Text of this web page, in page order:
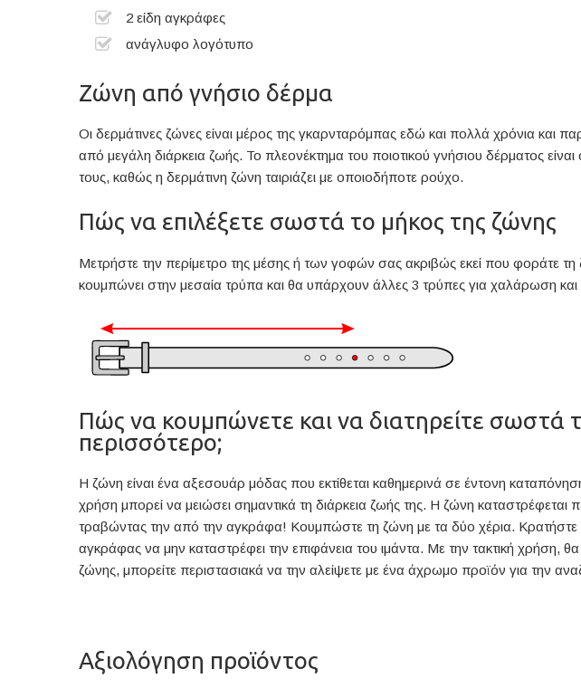
2 είδη αγκράφες
ανάγλυφο λογότυπο
Ζώνη από γνήσιο δέρμα
Οι δερμάτινες ζώνες είναι μέρος της γκαρνταρόμπας εδώ και πολλά χρόνια και
από μεγάλη διάρκεια ζωής. Το πλεονέκτημα του ποιοτικού γνήσιου δέρματος είναι
τους, καθώς η δερμάτινη ζώνη ταιριάζει με οποιοδήποτε ρούχο.
Πώς να επιλέξετε σωστά το μήκος της ζώνης
Μετρήστε την περίμετρο της μέσης ή των γοφών σας ακριβώς εκεί που φοράτε τη
κουμπώνει στην μεσαία τρύπα και θα υπάρχουν άλλες 3 τρύπες για χαλάρωση και
Πώς να κουμπώνετε και να διατηρείτε σωστά
περισσότερο;
Η ζώνη είναι ένα αξεσουάρ μόδας που εκτίθεται καθημερινά σε έντονη
χρήση μπορεί να μειώσει σημαντικά τη διάρκεια ζωής της. Η ζώνη
τραβώντας την από την αγκράφα! Κουμπώστε τη ζώνη με τα δύο χέρια. Κρατήστε
αγκράφας να μην καταστρέφει την επιφάνεια του ιμάντα. Με την τακτική χρήση,
ζώνης, μπορείτε περιστασιακά να την αλείψετε με ένα άχρωμο προϊόν για την
Αξιολόγηση προϊόντος